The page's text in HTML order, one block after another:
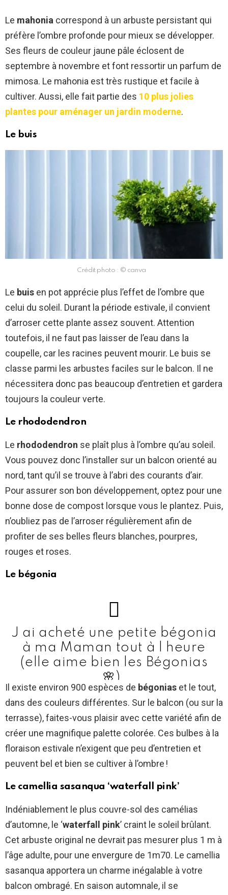
Le mahonia correspond à un arbuste persistant qui
préfère l’ombre profonde pour mieux se développer.
Ses fleurs de couleur jaune pâle éclosent de
septembre à novembre et font ressortir un parfum de
mimosa. Le mahonia est très rustique et facile à
cultiver. Aussi, elle fait partie des 10 plus jolies
plantes pour aménager un jardin moderne.
Le buis
Crédit photo : © canva
Le buis en pot apprécie plus l’effet de l’ombre que
celui du soleil. Durant la période estivale, il convient
d’arroser cette plante assez souvent. Attention
toutefois, il ne faut pas laisser de l’eau dans la
coupelle, car les racines peuvent mourir. Le buis se
classe parmi les arbustes faciles sur le balcon. Il ne
nécessitera donc pas beaucoup d’entretien et gardera
toujours la couleur verte.
Le rhododendron
Le rhododendron se plaît plus à l’ombre qu’au soleil.
Vous pouvez donc l’installer sur un balcon orienté au
nord, tant qu’il se trouve à l’abri des courants d’air.
Pour assurer son bon développement, optez pour une
bonne dose de compost lorsque vous le plantez. Puis,
n’oubliez pas de l’arroser régulièrement afin de
profiter de ses belles fleurs blanches, pourpres,
rouges et roses.
Le bégonia
J ai acheté une petite bégonia
à ma Maman tout à l heure
(elle aime bien les Bégonias
🌸).
Elle va pouvoir la planter dans
le Jardin 💗
La voici :
pic.twitter.com/vOXp8A1w1S
— Ocean of Wilderness W/O
May 8, 2022
Il existe environ 900 espèces de bégonias et le tout,
dans des couleurs différentes. Sur le balcon (ou sur la
terrasse), faites-vous plaisir avec cette variété afin de
créer une magnifique palette colorée. Ces bulbes à la
floraison estivale n’exigent que peu d’entretien et
peuvent bel et bien se cultiver à l’ombre !
Le camellia sasanqua ‘waterfall pink’
Indéniablement le plus couvre-sol des camélias
d’automne, le ‘waterfall pink’ craint le soleil brûlant.
Cet arbuste original ne devrait pas mesurer plus 1 m à
l’âge adulte, pour une envergure de 1m70. Le camellia
sasanqua apportera un charme inégalable à votre
balcon ombragé. En saison automnale, il se